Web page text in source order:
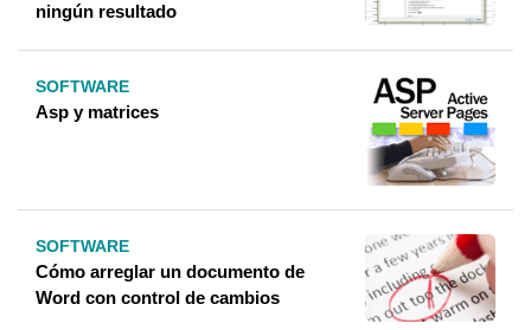
ningún resultado
SOFTWARE
Asp y matrices
SOFTWARE
Cómo arreglar un documento de
Word con control de cambios